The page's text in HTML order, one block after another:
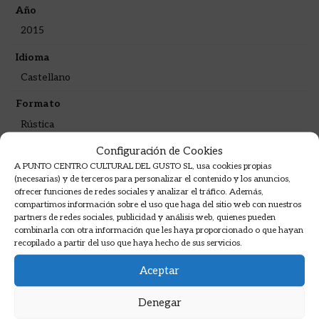
Configuración de Cookies
A PUNTO CENTRO CULTURAL DEL GUSTO SL, usa cookies propias
(necesarias) y de terceros para personalizar el contenido y los anuncios,
ofrecer funciones de redes sociales y analizar el tráfico. Además,
compartimos información sobre el uso que haga del sitio web con nuestros
partners de redes sociales, publicidad y análisis web, quienes pueden
combinarla con otra información que les haya proporcionado o que hayan
recopilado a partir del uso que haya hecho de sus servicios.
Aceptar
Denegar
Año
2015
Idioma
Castellano
Formato
Rústica
Sinopsis
El nuevo libro de la colección Un mar de historias
se adentra en el fascinante mundo del chocolate.
Los hermanos David, Emma y Judith preparan un
pastel para el cumpleaños de su papá, y gracias a
su curiosidad conoceremos la historia del cacao,